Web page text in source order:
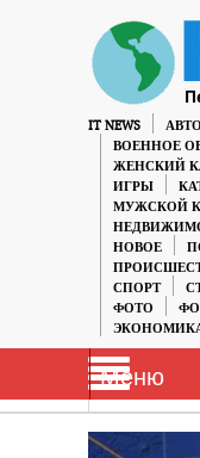
IT NEWS АВТО
ВОЕННОЕ
ЖЕНСКИЙ
ИГРЫ
МУЖСКОЙ
НОВОЕ
СПОРТ
ФОТО
Меню